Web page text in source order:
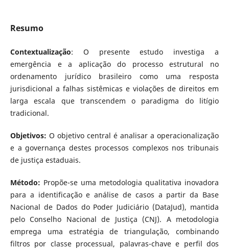
Resumo
Contextualização: O presente estudo investiga a
emergência e a aplicação do processo estrutural no
ordenamento jurídico brasileiro como uma resposta
jurisdicional a falhas sistêmicas e violações de direitos em
larga escala que transcendem o paradigma do litígio
tradicional.
Objetivos: O objetivo central é analisar a operacionalização
e a governança destes processos complexos nos tribunais
de justiça estaduais.
Método: Propõe-se uma metodologia qualitativa inovadora
para a identificação e análise de casos a partir da Base
Nacional de Dados do Poder Judiciário (DataJud), mantida
pelo Conselho Nacional de Justiça (CNJ). A metodologia
emprega uma estratégia de triangulação, combinando
filtros por classe processual, palavras-chave e perfil dos